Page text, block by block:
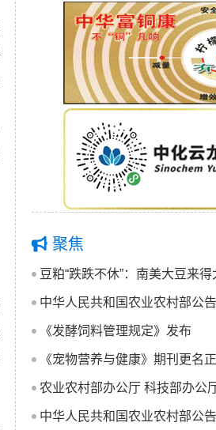
聚焦
豆粕“跌跌不休”：南美大豆来
中华人民共和国农业农村部公
《发酵饲料管理规定》发布
《宠物营养与健康》期刊更名
农业农村部办公厅 科技部办公
中华人民共和国农业农村部公